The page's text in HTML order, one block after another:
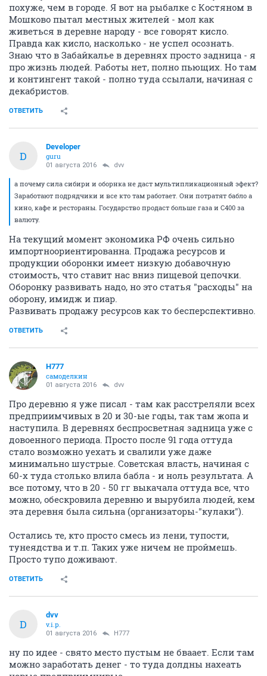
похуже, чем в городе. Я вот на рыбалке с Костяном в
Мошково пытал местных жителей - мол как
живеться в деревне народу - все говорят кисло.
Правда как кисло, насколько - не успел осознать.
Знаю что в Забайкалье в деревнях просто задница - я
про жизнь людей. Работы нет, полно пьющих. Но там
и контингент такой - полно туда ссылали, начиная с
декабристов.
ОТВЕТИТЬ
D
Developer
guru
01 августа 2016 dvv
а почему сила сибири и оборнка не даст мультипликационный эфект?
Заработают подрядчики и все кто там работает. Они потратят бабло а
кино, кафе и рестораны. Государство продаст больше газа и С400 за
валюту.
На текущий момент экономика РФ очень сильно
импортноориентированна. Продажа ресурсов и
продукции оборонки имеет низкую добавочную
стоимость, что ставит нас вниз пищевой цепочки.
Оборонку развивать надо, но это статья "расходы" на
оборону, имидж и пиар.
Развивать продажу ресурсов как то бесперспективно.
ОТВЕТИТЬ
H777
самоделкин
01 августа 2016 dvv
Про деревню я уже писал - там как расстреляли всех
предприимчивых в 20 и 30-ые годы, так там жопа и
наступила. В деревнях беспросветная задница уже с
довоенного периода. Просто после 91 года оттуда
стало возможно уехать и свалили уже даже
минимально шустрые. Советская власть, начиная с
60-х туда столько влила бабла - и ноль результата. А
все потому, что в 20 - 50 гг выкачала оттуда все, что
можно, обескровила деревню и вырубила людей, кем
эта деревня была сильна (организаторы-"кулаки").
Остались те, кто просто смесь из лени, тупости,
тунеядства и т.п. Таких уже ничем не проймешь.
Просто тупо доживают.
ОТВЕТИТЬ
D
dvv
v.i.p.
01 августа 2016 H777
ну по идее - свято место пустым не бваает. Если там
можно заработать денег - то туда долдны нахеать